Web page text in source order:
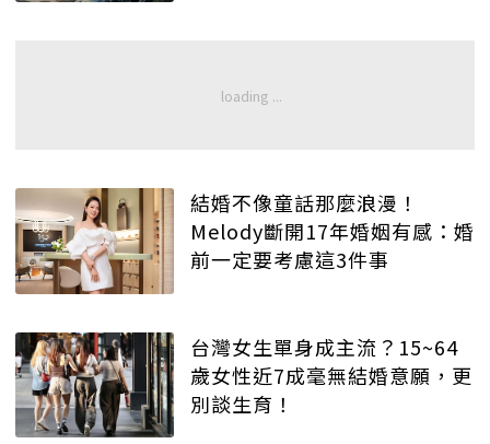
結婚不像童話那麼浪漫！
Melody斷開17年婚姻有感：婚
前一定要考慮這3件事
台灣女生單身成主流？15~64
歲女性近7成毫無結婚意願，更
別談生育！